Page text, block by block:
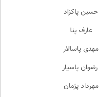
حسین پاکزاد
عارف پنا
مهدی پاسالار
رضوان پاسیار
مهرداد پژمان